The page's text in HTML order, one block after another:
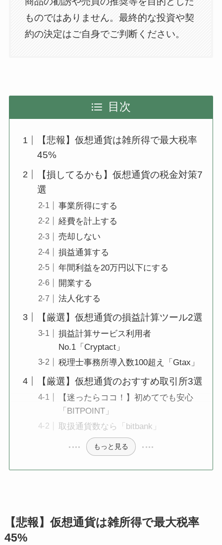
ものではありません。最終的な投資や契
約の決定はご自身でご判断ください。
目次
【悲報】仮想通貨は雑所得で最大税率
45%
【損してるかも】仮想通貨の税金対策7
選
事業所得にする
経費を計上する
売却しない
損益通算する
年間利益を20万円以下にする
開業する
法人化する
【厳選】仮想通貨の損益計算ツール2選
損益計算サービス利用者
No.1「Cryptact」
税理士事務所導入数100超え「Gtax」
【厳選】仮想通貨のおすすめ取引所3選
【迷ったらココ！】初めてでも安心
「BITPOINT」
取扱通貨数なら「bitbank」
もっと見る
【悲報】仮想通貨は雑所得で最大税率
45%